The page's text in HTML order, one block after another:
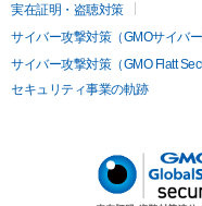
実在証明・盗聴対策
サイバー攻撃対策（GMOサイバ
サイバー攻撃対策（GMO Flatt
セキュリティ事業の軌跡